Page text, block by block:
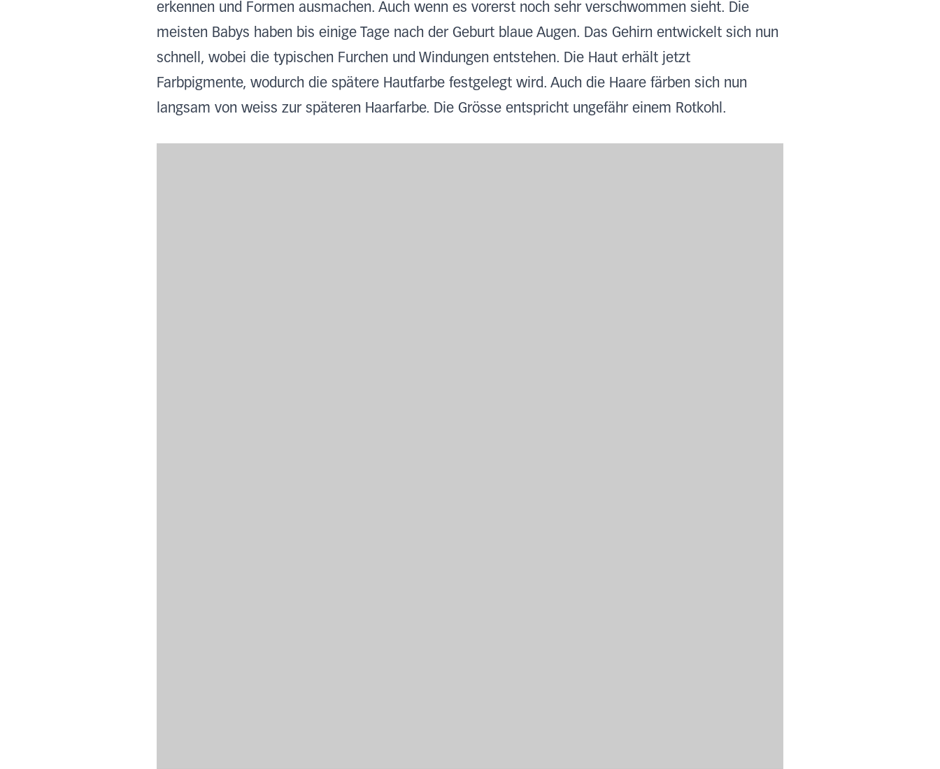
erkennen und Formen ausmachen. Auch wenn es vorerst noch sehr verschwommen sieht. Die
meisten Babys haben bis einige Tage nach der Geburt blaue Augen. Das Gehirn entwickelt sich nun
schnell, wobei die typischen Furchen und Windungen entstehen. Die Haut erhält jetzt
Farbpigmente, wodurch die spätere Hautfarbe festgelegt wird. Auch die Haare färben sich nun
langsam von weiss zur späteren Haarfarbe. Die Grösse entspricht ungefähr einem Rotkohl.